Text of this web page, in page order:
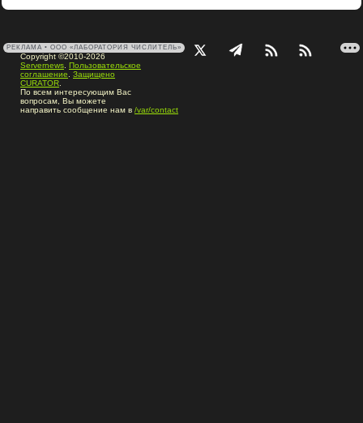
РЕКЛАМА • ООО «ЛАБОРАТОРИЯ ЧИСЛИТЕЛЬ»
Copyright ©2010-2026
Servernews Пользовательское
соглашение
Защищено
CURATOR
По всем интересующим Вас
вопросам, Вы можете
направить сообщение нам в /var/contact